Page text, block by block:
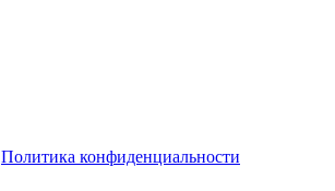
Политика конфиденциальности